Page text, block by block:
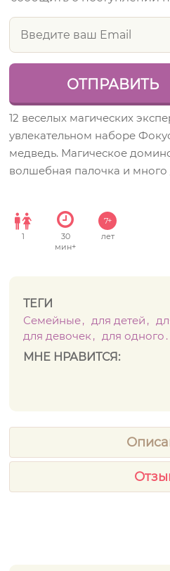
12 веселых магических
увлекательном наборе
медведь. Магическое
волшебная палочка и много
1
30
мин+
7+
лет
ТЕГИ
Семейные
для детей
для девочек
для одного
МНЕ НРАВИТСЯ: